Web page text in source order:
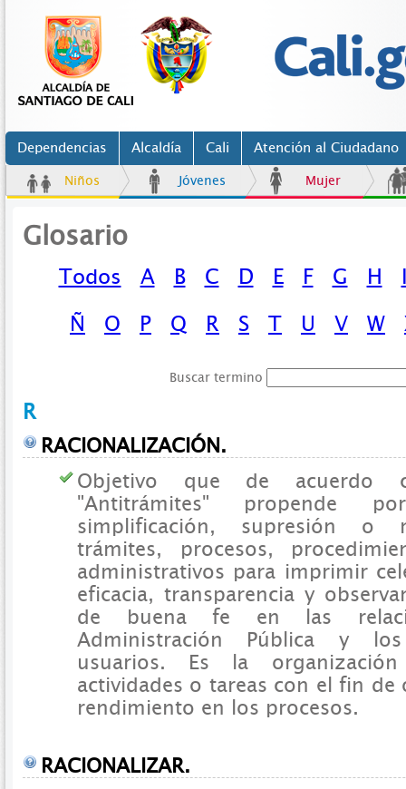
Dependencias Alcaldía Cali Atención al Ciudadano
Niños Jóvenes Mujer
Glosario
Todos A B C D E F G H
Ñ
O P Q R S T U V W
Buscar termino
R
RACIONALIZACIÓN.
Objetivo que de acuerdo
"Antitrámites" propende
simplificación, supresión o
trámites, procesos,
administrativos para imprimir
eficacia, transparencia y
de buena fe en las
Administración Pública y
usuarios. Es la
actividades o tareas con el fin
rendimiento en los procesos.
RACIONALIZAR.